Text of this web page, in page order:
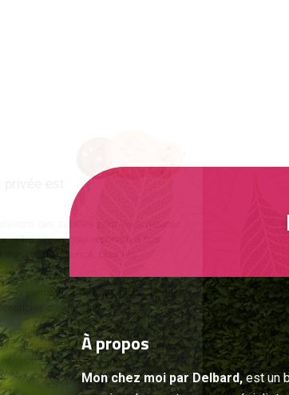
Àpropos
Mon chez moi par Delbard,est un
Respecter votre vie privée est
notre priorité
Nous et nos partenaires utilisons des cookies pour
la meilleure expérience sur notre site et pour répondre à
besoins statistiques et de mesure d’audience, pour les
améliorations futures du site.
Les cookies publicitaires nous permettent de vous
offres personnalisées susceptibles de vous intéresser.
Les cookies fonctionnels, techniques et de sécurité ne
paramétrables car ils sont nécessaires au bon
site, les autres le sont et nécessitent votre accord
déposés.